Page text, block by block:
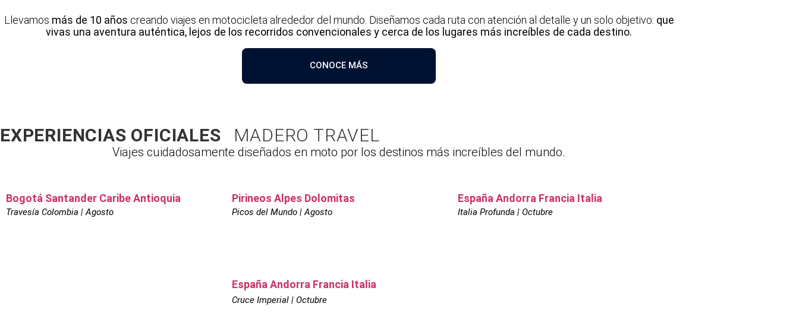
Llevamos más de 10 años creando viajes en motocicleta alrededor del mundo. Diseñamos cada ruta con atención al detalle y un solo objetivo: que
vivas una aventura auténtica, lejos de los recorridos convencionales y cerca de los lugares más increíbles de cada destino.
CONOCE MÁS
EXPERIENCIAS OFICIALES MADERO TRAVEL
Viajes cuidadosamente diseñados en moto por los destinos más increíbles del mundo.
Bogotá Santander Caribe Antioquia
Travesía Colombia | Agosto
Pirineos Alpes Dolomitas
Picos del Mundo | Agosto
España Andorra Francia Italia
Cruce Imperial | Octubre
España Andorra Francia Italia
Italia Profunda | Octubre